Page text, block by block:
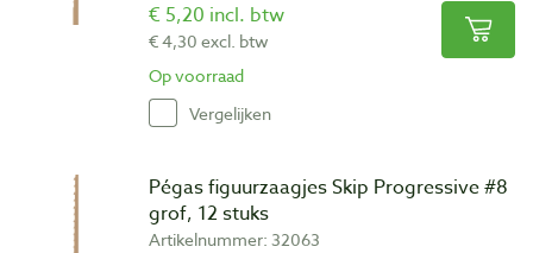
€ 5,20 incl. btw
€ 4,30 excl. btw
Op voorraad
Vergelijken
Pégas figuurzaagjes Skip Progressive #8
grof, 12 stuks
Artikelnummer: 32063